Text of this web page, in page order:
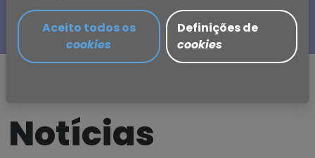
Notícias
Aceito todos os
cookies
Definições de
cookies